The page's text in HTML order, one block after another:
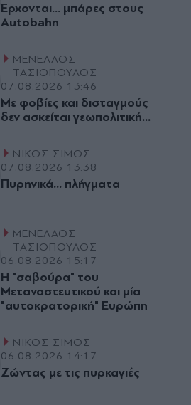
Έρχονται… μπάρες στους
Autobahn
ΜΕΝΕΛΑΟΣ
ΤΑΣΙΟΠΟΥΛΟΣ
07.08.2026 13:46
Με φοβίες και δισταγµούς
δεν ασκείται γεωπολιτική...
ΝΙΚΟΣ ΣΙΜΟΣ
07.08.2026 13:38
Πυρηνικά... πλήγµατα
ΜΕΝΕΛΑΟΣ
ΤΑΣΙΟΠΟΥΛΟΣ
06.08.2026 15:17
Η "σαβούρα" του
Μεταναστευτικού και µία
"αυτοκρατορική" Ευρώπη
ΝΙΚΟΣ ΣΙΜΟΣ
06.08.2026 14:17
Ζώντας µε τις πυρκαγιές